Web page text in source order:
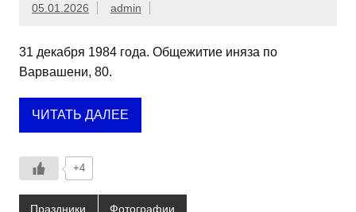
05.01.2026 admin
31 декабря 1984 года. Общежитие иняза по
Варвашени, 80.
ЧИТАТЬ ДАЛЕЕ
+4
Праздники Фотографии